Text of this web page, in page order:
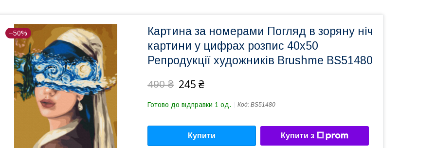
–50%
Картина за номерами Погляд в зоряну ніч
картини у цифрах розпис 40х50
Репродукції художників Brushme BS51480
490 ₴ 245 ₴
Готово до відправки 1 од. Код: BS51480
Купити Купити з